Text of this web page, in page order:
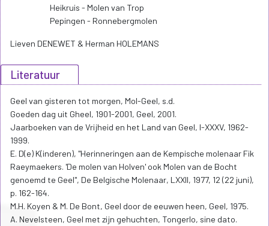
Heikruis - Molen van Trop
Pepingen - Ronnebergmolen
Lieven DENEWET & Herman HOLEMANS
Literatuur
Geel van gisteren tot morgen, Mol-Geel, s.d.
Goeden dag uit Gheel, 1901-2001, Geel, 2001.
Jaarboeken van de Vrijheid en het Land van Geel, I-XXXV, 1962-
1999.
E. D(e) K(inderen), "Herinneringen aan de Kempische molenaar Fik
Raeymaekers. 'De molen van Holven' ook Molen van de Bocht
genoemd te Geel", De Belgische Molenaar, LXXII, 1977, 12 (22 juni),
p. 162-164.
M.H. Koyen & M. De Bont, Geel door de eeuwen heen, Geel, 1975.
A. Nevelsteen, Geel met zijn gehuchten, Tongerlo, sine dato.